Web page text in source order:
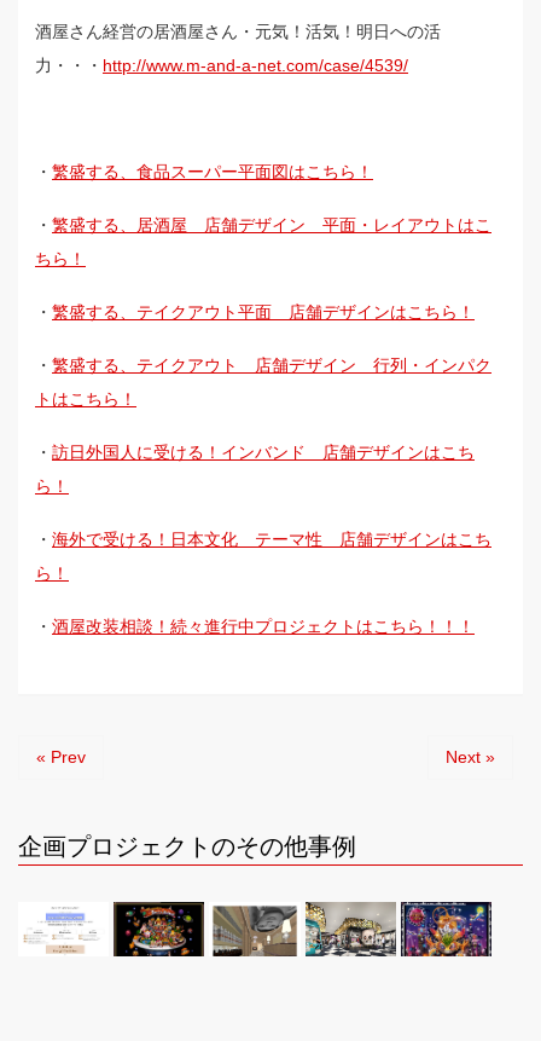
酒屋さん経営の居酒屋さん・元気！活気！明日への活
力・・・ http://www.m-and-a-net.com/case/4539/
・ 繁盛する、食品スーパー平面図はこちら！
・ 繁盛する、居酒屋 店舗デザイン 平面・レイアウトはこ
ちら！
・ 繁盛する、テイクアウト平面 店舗デザインはこちら！
・ 繁盛する、テイクアウト 店舗デザイン 行列・インパク
トはこちら！
・ 訪日外国人に受ける！インバンド 店舗デザインはこち
ら！
・ 海外で受ける！日本文化 テーマ性 店舗デザインはこち
ら！
・ 酒屋改装相談！続々進行中プロジェクトはこちら！！！
« Prev Next »
企画プロジェクトのその他事例